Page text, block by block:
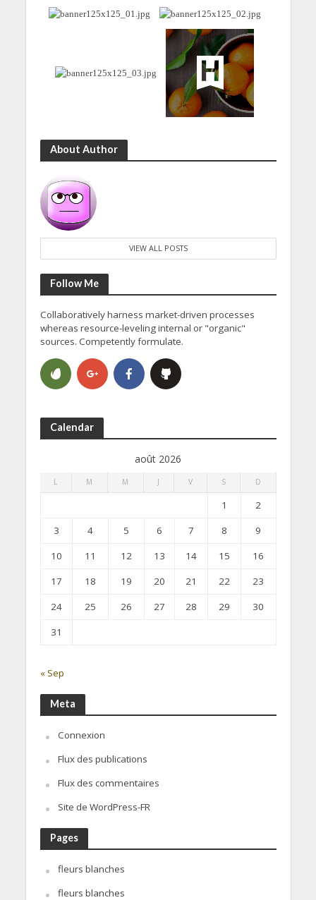
About Author
VIEW ALL POSTS
Follow Me
Collaboratively harness market-driven processes
whereas resource-leveling internal or "organic"
sources. Competently formulate.
Calendar
août 2026
L M M J V S D
1
2
3
4 5 6 7 8
9
10
11 12 13 14 15
16
17
18 19 20 21 22
23
24
25 26 27 28 29
30
31
« Sep
Meta
Connexion
Flux des publications
Flux des commentaires
Site de WordPress-FR
Pages
fleurs blanches
fleurs blanches